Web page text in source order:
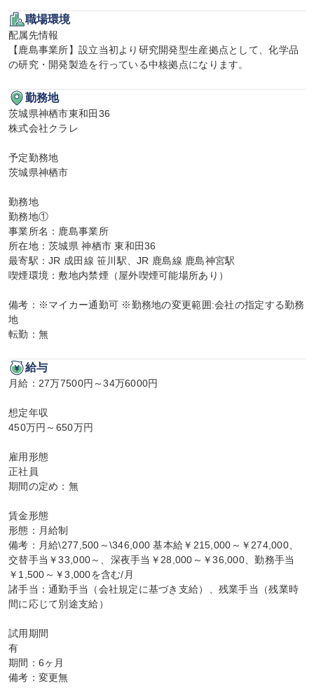
職場環境
配属先情報
【鹿島事業所】設立当初より研究開発型生産拠点として、化学品
の研究・開発製造を行っている中核拠点になります。
勤務地
茨城県神栖市東和田36
株式会社クラレ
予定勤務地
茨城県神栖市
勤務地
勤務地①
事業所名：鹿島事業所
所在地：茨城県 神栖市 東和田36
最寄駅：JR 成田線 笹川駅、JR 鹿島線 鹿島神宮駅
喫煙環境：敷地内禁煙（屋外喫煙可能場所あり）
備考：※マイカー通勤可 ※勤務地の変更範囲:会社の指定する勤務
地
転勤：無
給与
月給：27万7500円～34万6000円
想定年収
450万円～650万円
雇用形態
正社員
期間の定め：無
賃金形態
形態：月給制
備考：月給\277,500～\346,000 基本給￥215,000～￥274,000、
交替手当￥33,000～、深夜手当￥28,000～￥36,000、勤務手当
￥1,500～￥3,000を含む/月
諸手当：通勤手当（会社規定に基づき支給）、残業手当（残業時
間に応じて別途支給）
試用期間
有
期間：6ヶ月
備考：変更無